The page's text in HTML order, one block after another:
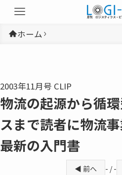
ホーム
2003年11月号 CLIP
物流の起源から循
スまで読者に物流
最新の入門書
◀ 前へ - / -